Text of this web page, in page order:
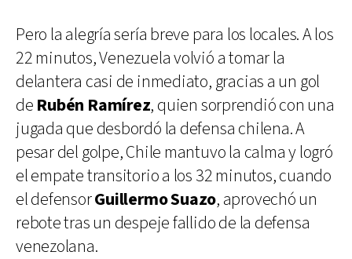
Pero la alegría sería breve para los locales. A los
22 minutos, Venezuela volvió a tomar la
delantera casi de inmediato, gracias a un gol
de Rubén Ramírez, quien sorprendió con una
jugada que desbordó la defensa chilena. A
pesar del golpe, Chile mantuvo la calma y logró
el empate transitorio a los 32 minutos, cuando
el defensorGuillermo Suazo, aprovechó un
rebote tras un despeje fallido de la defensa
venezolana.